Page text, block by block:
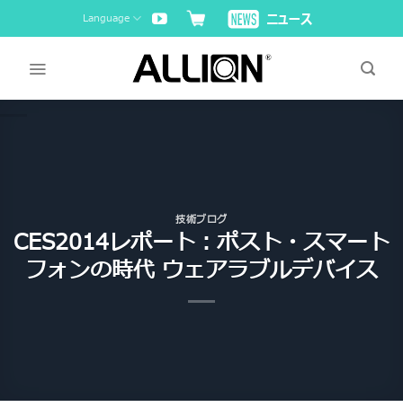
to
Language
技術ブログ
CES2014レポート：ポスト・スマート
フォンの時代 ウェアラブルデバイス